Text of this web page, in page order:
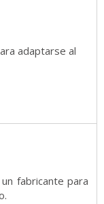
adaptarse al
fabricante para